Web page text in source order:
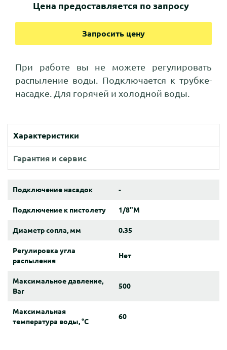
Цена предоставляется по запросу
Запросить цену
При работе вы не можете регулировать
распыление воды. Подключается к трубке-
насадке. Для горячей и холодной воды.
Характеристики
Гарантия и сервис
Подключение насадок -
Подключение к пистолету 1/8"M
Диаметр сопла, мм 0.35
Регулировка угла
распыления
Нет
Максимальное давление,
Bar
500
Максимальная
температура воды, °C
60